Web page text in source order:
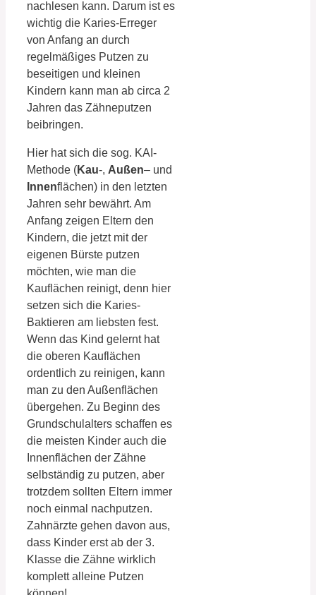
nachlesen kann. Darum ist es
wichtig die Karies-Erreger
von Anfang an durch
regelmäßiges Putzen zu
beseitigen und kleinen
Kindern kann man ab circa 2
Jahren das Zähneputzen
beibringen.
Hier hat sich die sog. KAI-
Methode (Kau-, Außen– und
Innenflächen) in den letzten
Jahren sehr bewährt. Am
Anfang zeigen Eltern den
Kindern, die jetzt mit der
eigenen Bürste putzen
möchten, wie man die
Kauflächen reinigt, denn hier
setzen sich die Karies-
Baktieren am liebsten fest.
Wenn das Kind gelernt hat
die oberen Kauflächen
ordentlich zu reinigen, kann
man zu den Außenflächen
übergehen. Zu Beginn des
Grundschulalters schaffen es
die meisten Kinder auch die
Innenflächen der Zähne
selbständig zu putzen, aber
trotzdem sollten Eltern immer
noch einmal nachputzen.
Zahnärzte gehen davon aus,
dass Kinder erst ab der 3.
Klasse die Zähne wirklich
komplett alleine Putzen